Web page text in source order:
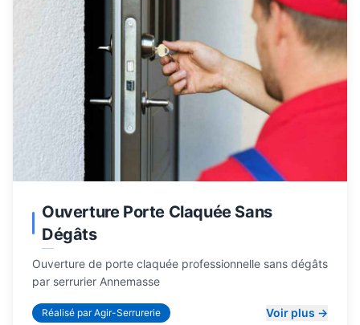
Ouverture Porte Claquée Sans
Dégâts
Ouverture de porte claquée professionnelle sans dégâts
par serrurier Annemasse
Réalisé par Agir-Serrurerie Voir plus →